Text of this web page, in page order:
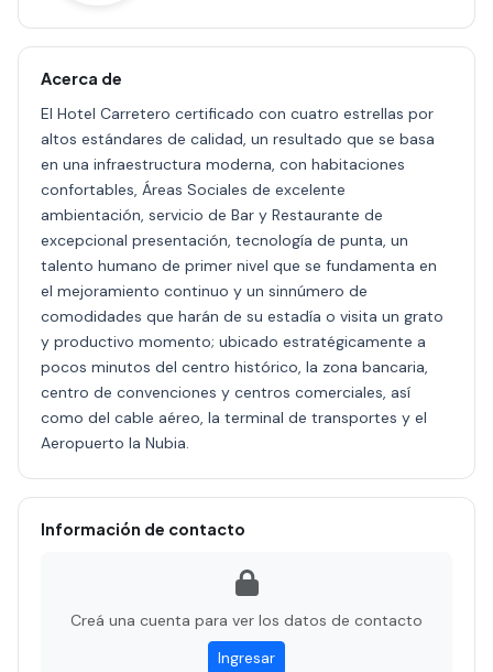
Acerca de
El Hotel Carretero certificado con cuatro estrellas por
altos estándares de calidad, un resultado que se basa
en una infraestructura moderna, con habitaciones
confortables, Áreas Sociales de excelente
ambientación, servicio de Bar y Restaurante de
excepcional presentación, tecnología de punta, un
talento humano de primer nivel que se fundamenta en
el mejoramiento continuo y un sinnúmero de
comodidades que harán de su estadía o visita un grato
y productivo momento; ubicado estratégicamente a
pocos minutos del centro histórico, la zona bancaria,
centro de convenciones y centros comerciales, así
como del cable aéreo, la terminal de transportes y el
Aeropuerto la Nubia.
Información de contacto
Creá una cuenta para ver los datos de contacto
Ingresar